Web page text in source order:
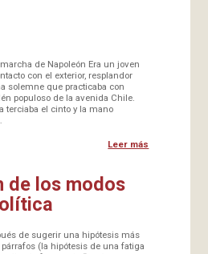
de Napoleón Era un joven
con el exterior, resplandor
solemne que practicaba con
populoso de la avenida Chile.
terciaba el cinto y la mano
Leer más
de los modos
de sugerir una hipótesis más
(la hipótesis de una fatiga